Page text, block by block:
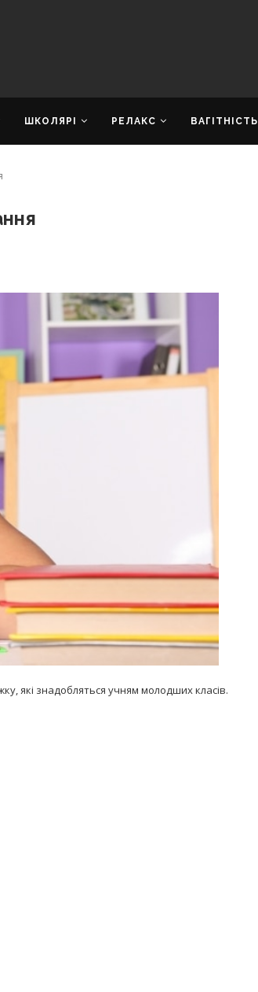
ШКОЛЯРІ РЕЛАКС ВАГІТНІСТЬ
які знадобляться учням молодших класів.